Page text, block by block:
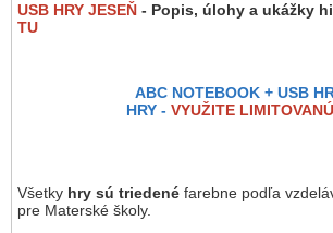
USB HRY JESEŇ - Popis, úlohy a ukážky
TU
ABC NOTEBOOK + USB
HRY - VYUŽITE
Všetky hry sú triedené farebne podľa
pre Materské školy.